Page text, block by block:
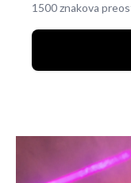
1500 znakova